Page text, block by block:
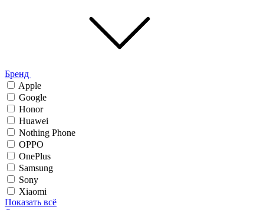
Бренд
Apple
Google
Honor
Huawei
Nothing Phone
OPPO
OnePlus
Samsung
Sony
Xiaomi
Показать всё